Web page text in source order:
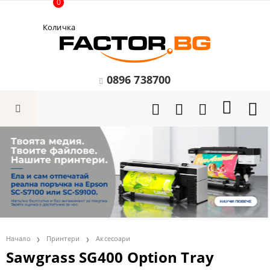
Количка
0
0896 738700
Начало Принтери Аксесоари
Sawgrass SG400 Option Tray